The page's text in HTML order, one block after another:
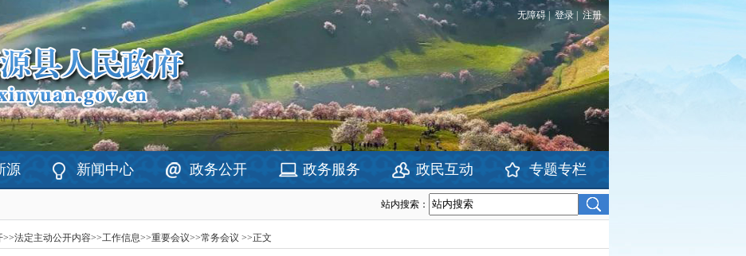
无障碍 | 登录 注册
源 新闻中心 政务公开 政务服务 政民互动 专题专栏
站内搜索：
>>法定主动公开内容>>工作信息>>重要会议>>常务会议 >>正文